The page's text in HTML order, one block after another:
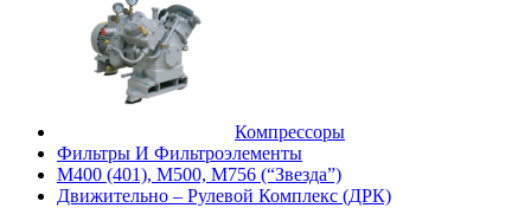
Компрессоры
Фильтры И Фильтроэлементы
М400 (401), М500, М756 (“Звезда”)
Движительно – Рулевой Комплекс (ДРК)